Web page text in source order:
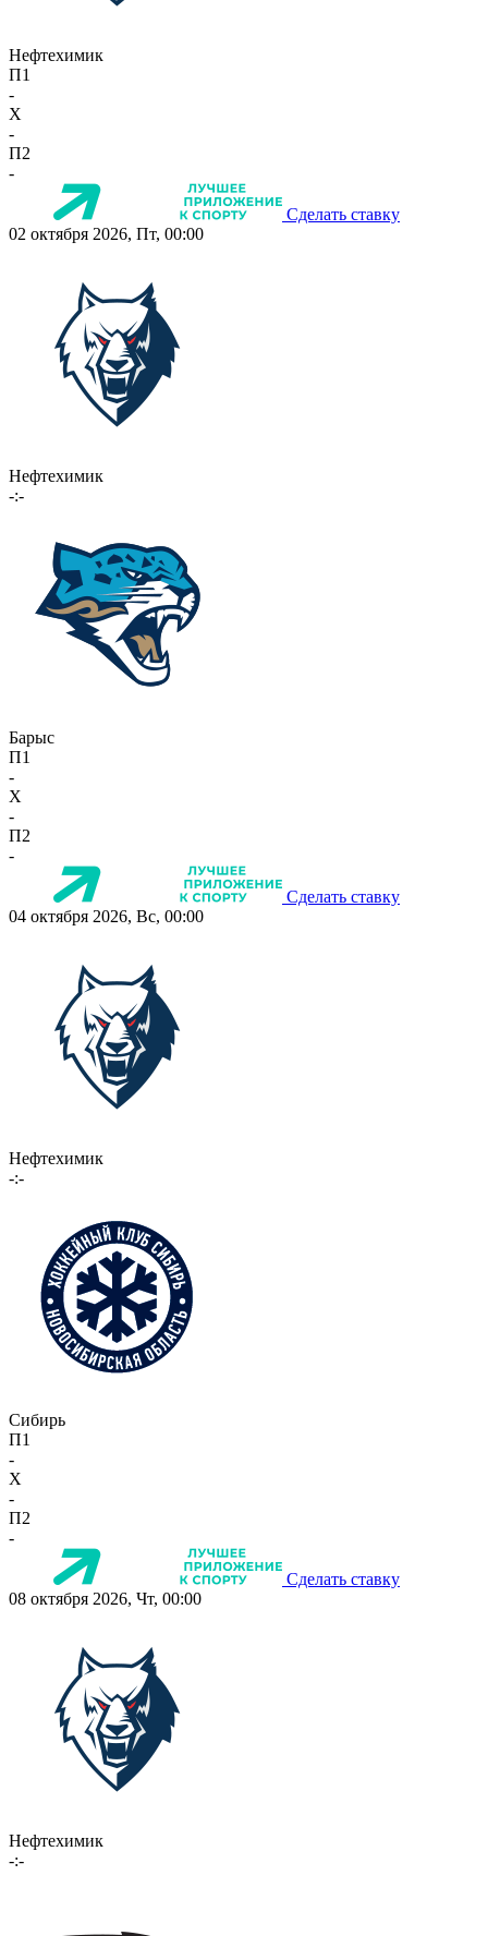
Нефтехимик
П1
-
X
-
П2
-
Сделать ставку
02 октября 2026, Пт, 00:00
Нефтехимик
-:-
Барыс
П1
-
X
-
П2
-
Сделать ставку
04 октября 2026, Вс, 00:00
Нефтехимик
-:-
Сибирь
П1
-
X
-
П2
-
Сделать ставку
08 октября 2026, Чт, 00:00
Нефтехимик
-:-